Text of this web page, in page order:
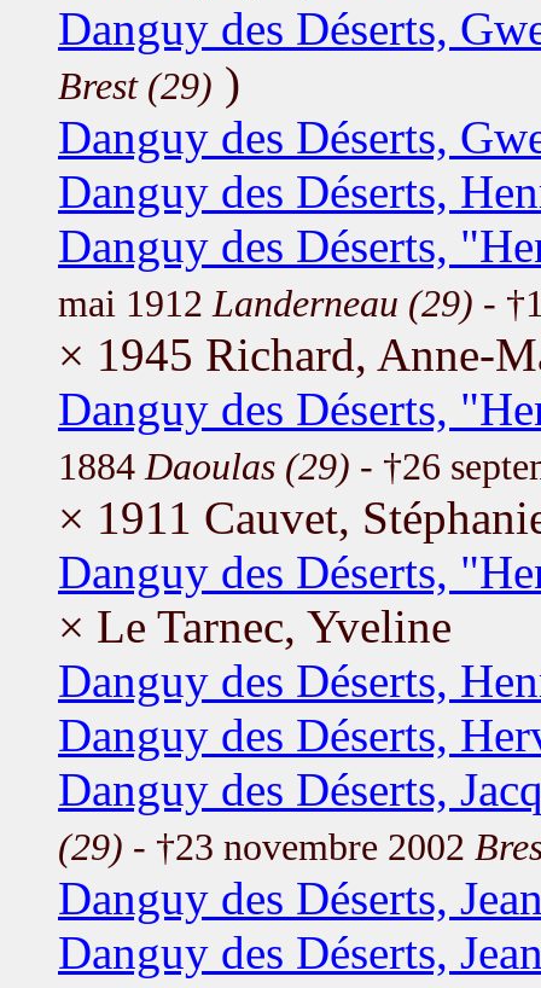
Danguy des Déserts,
Brest (29) )
Danguy des Déserts,
Danguy des Déserts,
Danguy des Déserts,
mai 1912 Landerneau (29) -
× 1945 Richard, Anne-
Danguy des Déserts,
1884 Daoulas (29) - †26
× 1911 Cauvet,
Danguy des Déserts,
× Le Tarnec, Yveline
Danguy des Déserts,
Danguy des Déserts,
Danguy des Déserts,
(29) - †23 novembre 2002
Danguy des Déserts,
Danguy des Déserts,